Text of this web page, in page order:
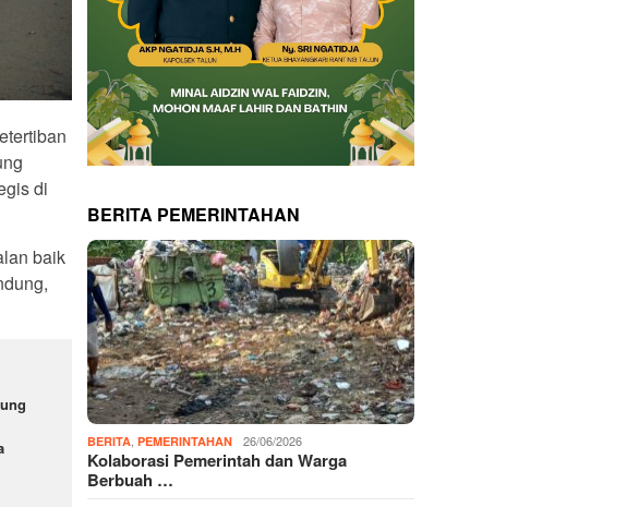
di
baik
BERITA PEMERINTAHAN
BERITA,PEMERINTAHAN 26/06/2026
Kolaborasi Pemerintah dan Warga
Berbuah …